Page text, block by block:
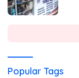
Popular Tags